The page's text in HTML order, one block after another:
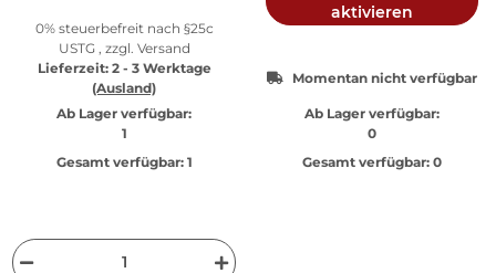
0% steuerbefreit nach §25c
USTG , zzgl. Versand
Lieferzeit: 2 - 3 Werktage
(Ausland)
Ab Lager verfügbar:
1
Gesamt verfügbar:1
aktivieren
Momentan nicht verfügbar
Ab Lager verfügbar:
0
Gesamt verfügbar: 0